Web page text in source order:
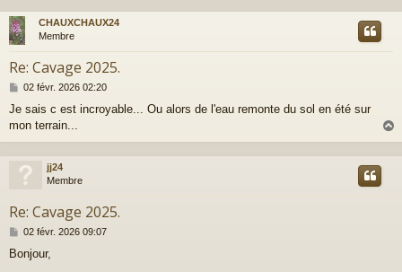
u
CHAUXCHAUX24
Membre
Re: Cavage 2025.
M
s
s
a
e
02 févr. 2026 02:20
Je sais c est incroyable... Ou alors de l'eau remonte du sol en été sur
mon terrain...
a
jj24
Membre
Re: Cavage 2025.
M
s
02 févr. 2026 09:07
Bonjour,